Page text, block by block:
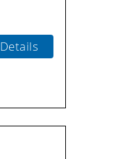
Details